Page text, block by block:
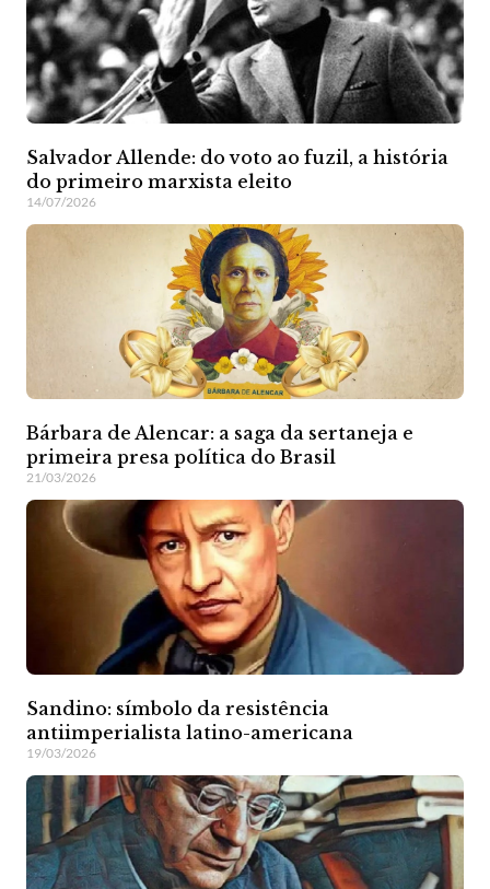
Salvador Allende: do voto ao fuzil, a história
do primeiro marxista eleito
14/07/2026
Bárbara de Alencar: a saga da sertaneja e
primeira presa política do Brasil
21/03/2026
Sandino: símbolo da resistência
antiimperialista latino-americana
19/03/2026